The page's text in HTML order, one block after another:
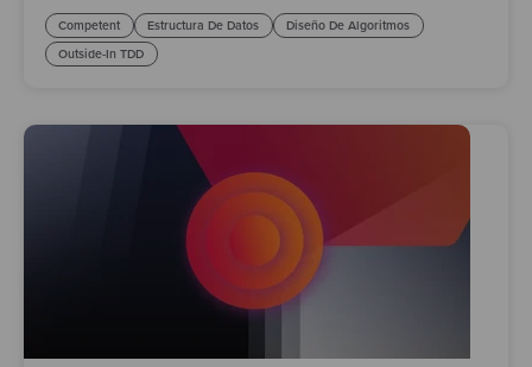
Competent Estructura De Datos
Diseño De Algoritmos
Outside-In TDD